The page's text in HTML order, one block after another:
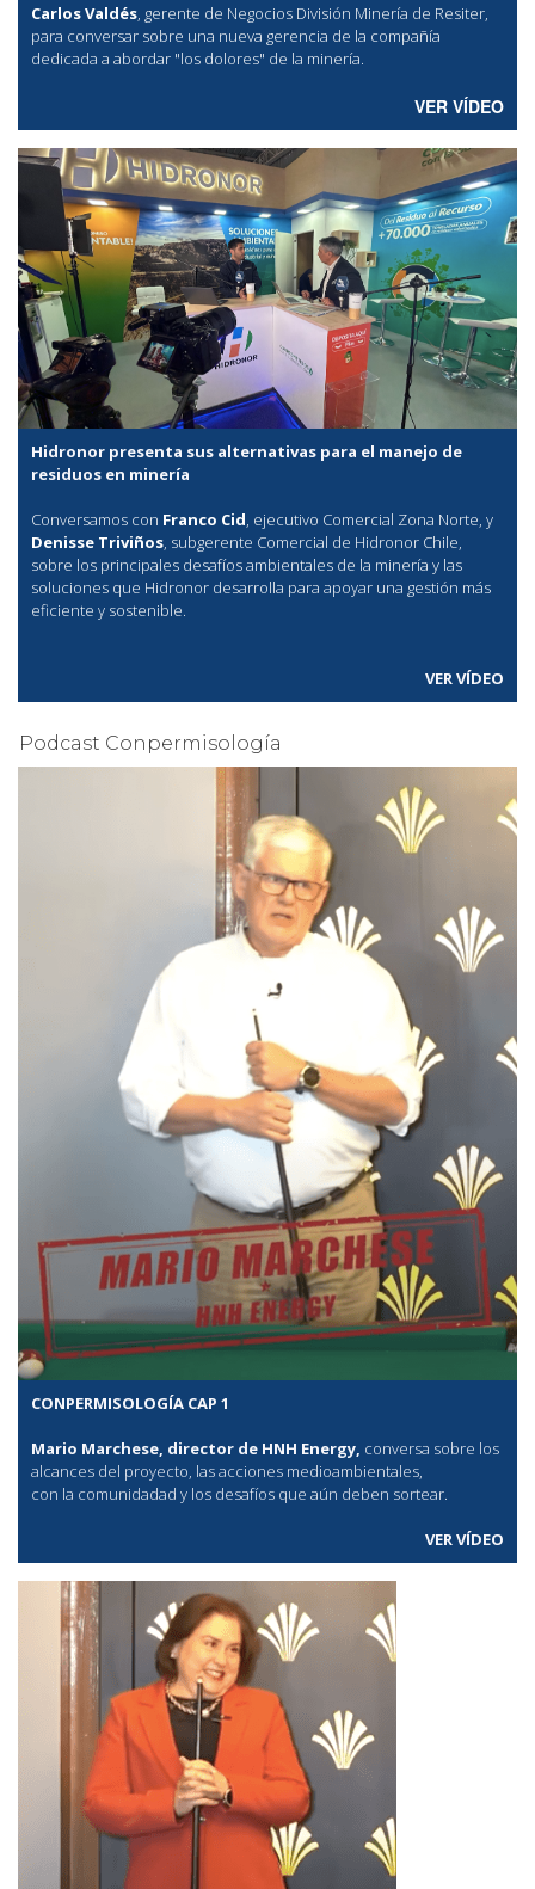
Carlos Valdés, gerente de Negocios División Minería de Resiter,
para conversar sobre una nueva gerencia de la compañía
dedicada a abordar "los dolores" de la minería.
VER VÍDEO
Hidronor presenta sus alternativas para el manejo de
residuos en minería
Conversamos con Franco Cid, ejecutivo Comercial Zona Norte, y
Denisse Triviños, subgerente Comercial de Hidronor Chile,
sobre los principales desafíos ambientales de la minería y las
soluciones que Hidronor desarrolla para apoyar una gestión más
eficiente y sostenible.
VER VÍDEO
Podcast Conpermisología
CONPERMISOLOGÍA CAP 1
Mario Marchese, director de HNH Energy, conversa sobre los
alcances del proyecto, las acciones medioambientales,
con la comunidadad y los desafíos que aún deben sortear.
VER VÍDEO